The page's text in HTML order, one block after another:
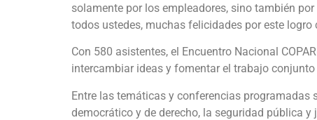
solamente por los empleadores, sino también
todos ustedes, muchas felicidades por este logro
Con 580 asistentes, el Encuentro Nacional
intercambiar ideas y fomentar el trabajo
Entre las temáticas y conferencias
democrático y de derecho, la seguridad pública